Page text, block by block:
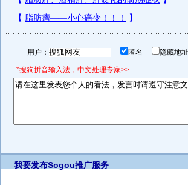
用户： 匿名 隐藏地
*搜狗拼音输入法，中文处理专家>>
我要发布Sogou推广服务